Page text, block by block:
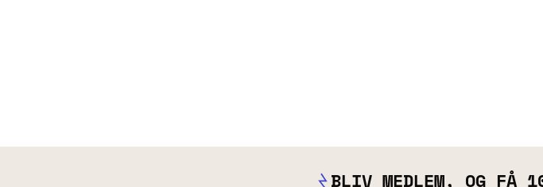
BLIV MEDLEM, OG FÅ